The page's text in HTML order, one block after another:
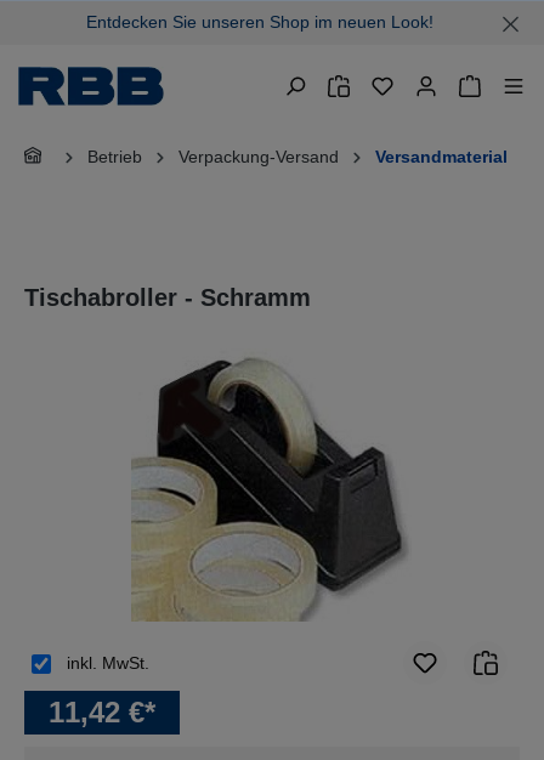
springenEntdecken Sie unseren Shop im neuen Look!
Betrieb Verpackung-Versand Versandmaterial
Tischabroller - Schramm
Bildergalerie überspringen
11,42 €*
inkl. MwSt.